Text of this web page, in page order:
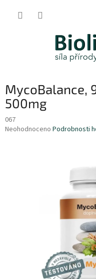
MycoBalance,
500mg
067
Průměrné
Neohodnoceno Podrobnosti